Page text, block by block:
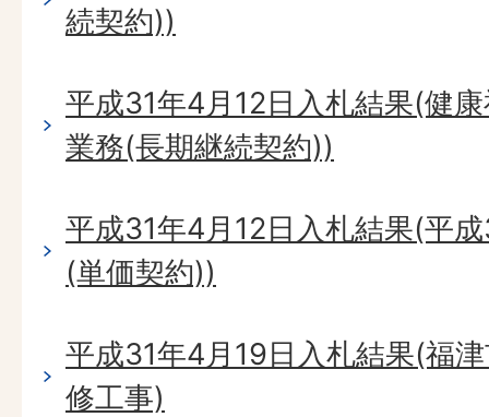
続契約))
平成31年4月12日入札結果(健
業務(長期継続契約))
平成31年4月12日入札結果(平
(単価契約))
平成31年4月19日入札結果(福
修工事)